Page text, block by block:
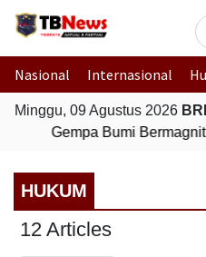
Nasional Internasional
Minggu, 09 Agustus 2026
Gempa Bumi
HUKUM
12 Articles